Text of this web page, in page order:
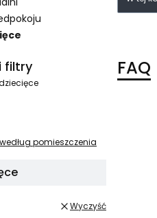
filtry
pomieszczenia
Wyczyść
FAQ